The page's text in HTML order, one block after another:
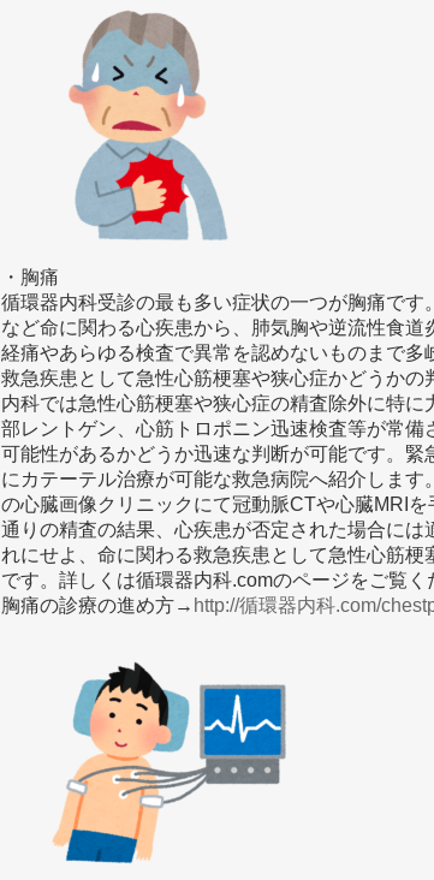
・胸痛
循環器内科受診の最も多い症状の一つが胸痛で
など命に関わる心疾患から、肺気胸や逆流性食
経痛やあらゆる検査で異常を認めないものまで
救急疾患として急性心筋梗塞や狭心症かどうか
内科では急性心筋梗塞や狭心症の精査除外に特
部レントゲン、心筋トロポニン迅速検査等が常
可能性があるかどうか迅速な判断が可能です。
にカテーテル治療が可能な救急病院へ紹介しま
の心臓画像クリニックにて冠動脈CTや心臓MRI
通りの精査の結果、心疾患が否定された場合に
れにせよ、命に関わる救急疾患として急性心筋
です。詳しくは循環器内科.comのページをご覧く
胸痛の診療の進め方→ http://循環器内科.com/